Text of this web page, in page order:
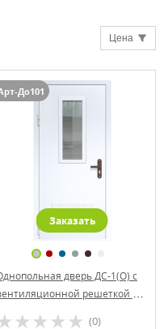
Цена
До101
Заказать
дверь ДС-1(О) с
решеткой и
стеклопакетом (700х300)
(0)